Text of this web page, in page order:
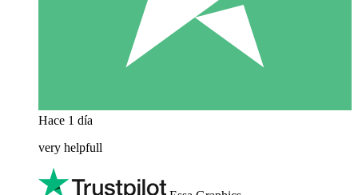
Hace 1 día
very helpfull